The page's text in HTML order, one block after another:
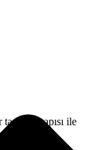
yapısı ile